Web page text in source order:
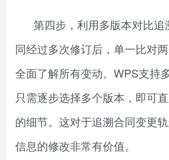
第四步，利用多版本对比
同经过多次修订后，单一比对
全面了解所有变动。WPS支持
只需逐步选择多个版本，即可
的细节。这对于追溯合同变更
信息的修改非常有价值。